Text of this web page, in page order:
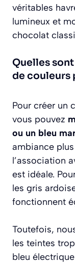
véritables
lumineux et
chocolat
Quelles
de couleurs
Pour créer un
vous pouvez
ou un bleu
ambiance
l’association
est idéale.
les gris
fonctionnent
Toutefois,
les teintes
bleu